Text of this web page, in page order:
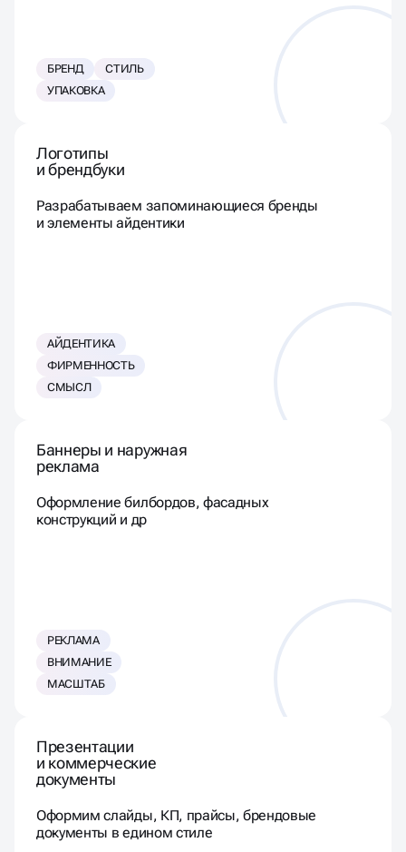
БРЕНД
СТИЛЬ
УПАКОВКА
Логотипы
и брендбуки
Разрабатываем запоминающиеся бренды
и элементы айдентики
АЙДЕНТИКА
ФИРМЕННОСТЬ
СМЫСЛ
Баннеры и наружная
реклама
Оформление билбордов, фасадных
конструкций и др
РЕКЛАМА
ВНИМАНИЕ
МАСШТАБ
Презентации
и коммерческие
документы
Оформим слайды, КП, прайсы, брендовые
документы в едином стиле